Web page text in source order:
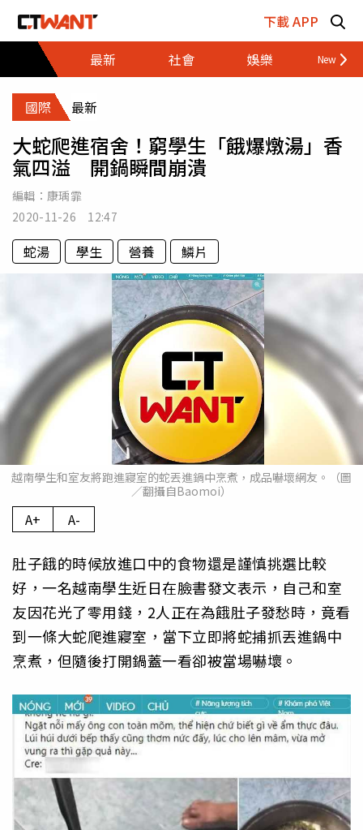
下載 APP
最新
社會 娛樂 財經
國際 最新
大蛇爬進宿舍！窮學生「餓爆燉湯」香
氣四溢 開鍋瞬間崩潰
編輯： 康瑀霏
2020-11-26 12:47
蛇湯 學生 營養 鱗片
越南學生和室友將跑進寢室的蛇丟進鍋中烹煮，成品嚇壞網友。（圖
／翻攝自Baomoi）
A+ A-
肚子餓的時候放進口中的食物還是謹慎挑選比較
好，一名越南學生近日在臉書發文表示，自己和室
友因花光了零用錢，2人正在為餓肚子發愁時，竟看
到一條大蛇爬進寢室，當下立即將蛇捕抓丟進鍋中
烹煮，但隨後打開鍋蓋一看卻被當場嚇壞。